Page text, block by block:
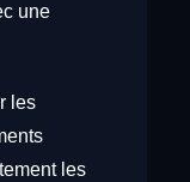
une
les
les